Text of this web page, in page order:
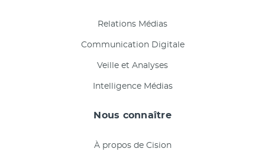
Relations Médias
Communication Digitale
Veille et Analyses
Intelligence Médias
Nous connaître
À propos de Cision